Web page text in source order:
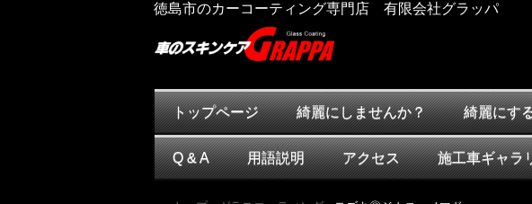
徳島市のカーコーティング専門店 有限会社グラッパ
トップページ 綺麗にしませんか？ 綺麗にす
Q & A 用語説明 アクセス 施工車ギャラ